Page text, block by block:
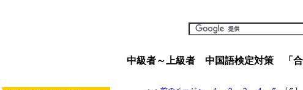
中級者～上級者 中国語検定対策 「合